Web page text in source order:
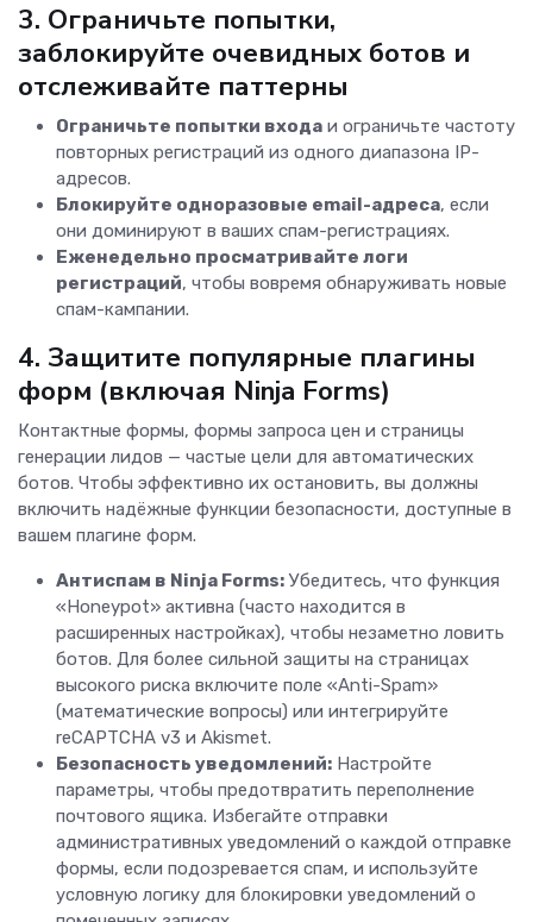
3. Ограничьте попытки,
заблокируйте очевидных ботов и
отслеживайте паттерны
Ограничьте попытки входа и ограничьте частоту
повторных регистраций из одного диапазона IP-
адресов.
Блокируйте одноразовые email-адреса, если
они доминируют в ваших спам-регистрациях.
Еженедельно просматривайте логи
регистраций, чтобы вовремя обнаруживать новые
спам-кампании.
4. Защитите популярные плагины
форм (включая Ninja Forms)
Контактные формы, формы запроса цен и страницы
генерации лидов — частые цели для автоматических
ботов. Чтобы эффективно их остановить, вы должны
включить надёжные функции безопасности, доступные в
вашем плагине форм.
Антиспам в Ninja Forms: Убедитесь, что функция
«Honeypot» активна (часто находится в
расширенных настройках), чтобы незаметно ловить
ботов. Для более сильной защиты на страницах
высокого риска включите поле «Anti-Spam»
(математические вопросы) или интегрируйте
reCAPTCHA v3 и Akismet.
Безопасность уведомлений: Настройте
параметры, чтобы предотвратить переполнение
почтового ящика. Избегайте отправки
административных уведомлений о каждой отправке
формы, если подозревается спам, и используйте
условную логику для блокировки уведомлений о